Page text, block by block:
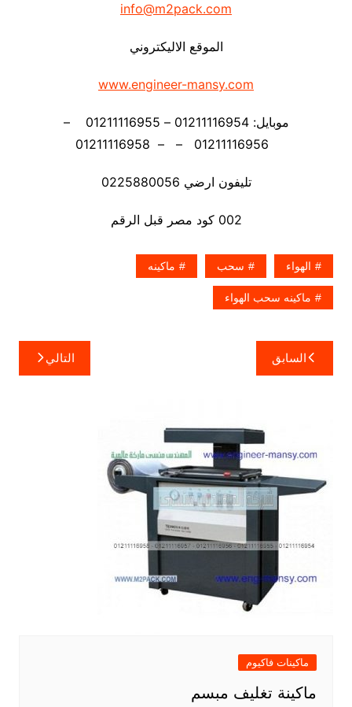
info@m2pack.com
الموقع الاليكتروني
www.engineer-mansy.com
موبايل: 01211116954 – 01211116955 –
تليفون ارضي 0225880056
002 كود مصر قبل الرقم
الهواء سحب ماكينه
ماكينه سحب الهواء
تصفّح
المقالات
السابق التالي
ماكينات فاكيوم
ماكينة تغليف مبسم